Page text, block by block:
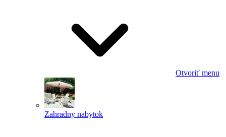
Otvoriť menu
Zahradny nabytok